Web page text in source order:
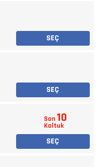
SEÇ
SEÇ
Son 10
Koltuk
SEÇ